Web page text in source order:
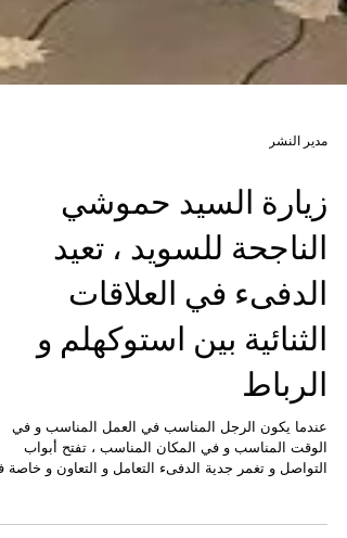
زيارة السيد حموشي
الناجحة للسويد ، تعيد
الدفىء في العلاقات
الثنائية بين استوكهلم و
الرباط
عندما يكون الرجل المناسب في العمل المناسب و في
العلاقات الدولية التي تعتمد على المصالح المشتركة و